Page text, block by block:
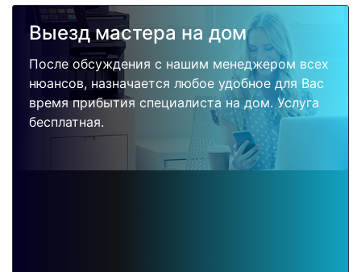
Выезд мастера на дом
После обсуждения с нашим менеджером всех
нюансов, назначается любое удобное для Вас
время прибытия специалиста на дом. Услуга
бесплатная.